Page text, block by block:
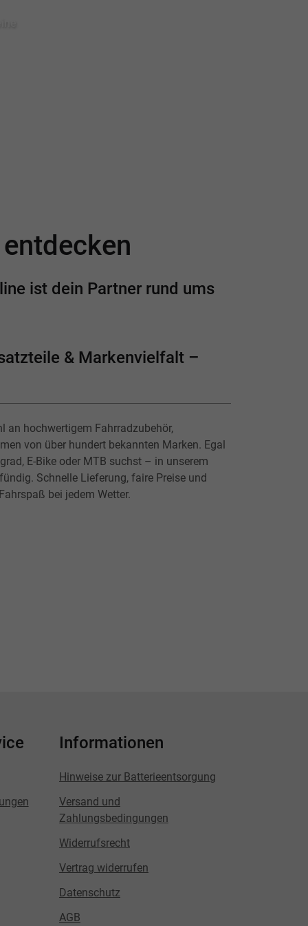
ist dein Partner rund ums
& Markenvielfalt –
an hochwertigem Fahrradzubehör,
von über hundert bekannten Marken. Egal
E-Bike oder MTB suchst – in unserem
Schnelle Lieferung, faire Preise und
bei jedem Wetter.
Informationen
Hinweise zur Batterieentsorgung
Versand und
Zahlungsbedingungen
Widerrufsrecht
Vertrag widerrufen
Datenschutz
AGB